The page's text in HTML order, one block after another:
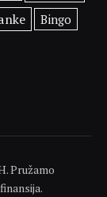
Bingo
Pružamo